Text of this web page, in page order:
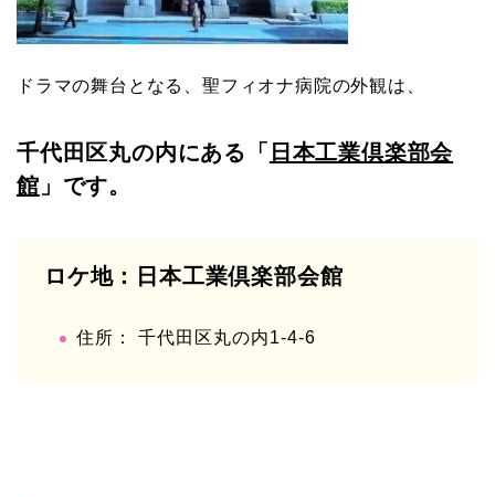
ドラマの舞台となる、聖フィオナ病院の外観は、
千代田区丸の内にある「 日本工業倶楽部会
館 」です。
ロケ地：日本工業倶楽部会館
住所： 千代田区丸の内1-4-6